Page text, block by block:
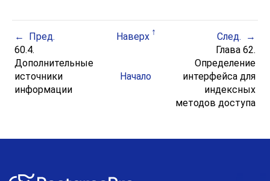
Пред. Наверх
След.
60.4.
Дополнительные
источники
информации
Начало
Глава 62.
Определение
интерфейса для
индексных
методов доступа